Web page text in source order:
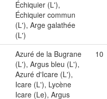
Échiquier (L'),
Échiquier commun
(L'), Arge galathée
(L')
Azuré de la Bugrane
(L'), Argus bleu (L'),
Azuré d'Icare (L'),
Icare (L'), Lycène
Icare (Le), Argus
10